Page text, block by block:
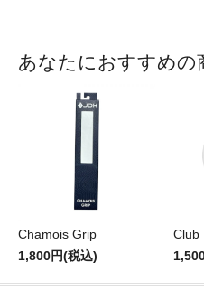
あなたにおすすめの
Chamois Grip
1,800円(税込)
Club